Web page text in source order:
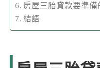
房屋三胎貸款要準備
結語